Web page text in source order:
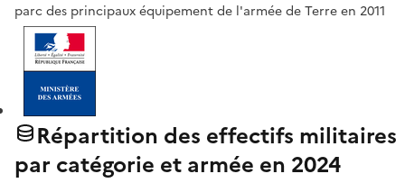
parc des principaux équipement de l'armée de Terre en 2011
Répartition des effectifs militaires
par catégorie et armée en 2024